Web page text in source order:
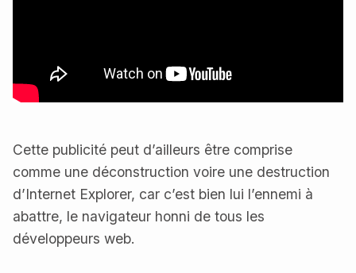
Cette publicité peut d’ailleurs être comprise
comme une déconstruction voire une destruction
d’Internet Explorer, car c’est bien lui l’ennemi à
abattre, le navigateur honni de tous les
développeurs web.